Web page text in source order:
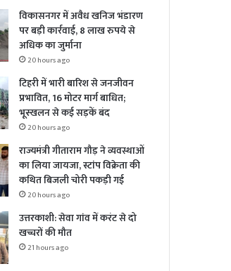
विकासनगर में अवैध खनिज भंडारण
पर बड़ी कार्रवाई, 8 लाख रुपये से
अधिक का जुर्माना
20 hours ago
टिहरी में भारी बारिश से जनजीवन
प्रभावित, 16 मोटर मार्ग बाधित;
भूस्खलन से कई सड़कें बंद
20 hours ago
राज्यमंत्री गीताराम गौड़ ने व्यवस्थाओं
का लिया जायजा, स्टांप विक्रेता की
कथित बिजली चोरी पकड़ी गई
20 hours ago
उत्तरकाशी: सेवा गांव में करंट से दो
खच्चरों की मौत
21 hours ago